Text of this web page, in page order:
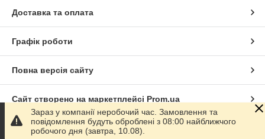
Доставка та оплата
Графік роботи
Повна версія сайту
Сайт створено на маркетплейсі Prom.ua
Політика конфіденційності
Зараз у компанії неробочий час. Замовлення та
повідомлення будуть оброблені з 08:00 найближчого
робочого дня (завтра, 10.08).